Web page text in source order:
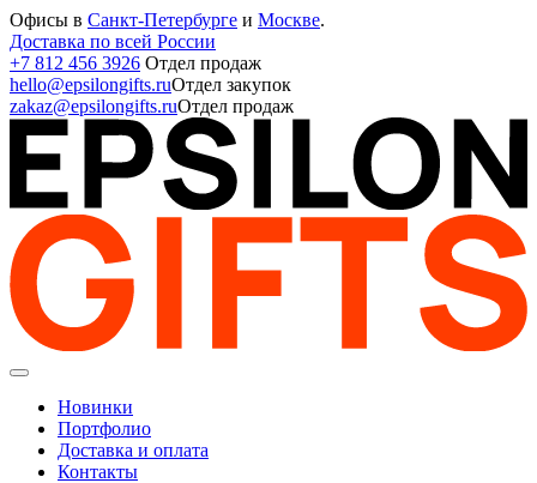
Офисы в Санкт-Петербурге и Москве.
Доставка по всей России
+7 812 456 3926 Отдел продаж
hello@epsilongifts.ruОтдел закупок
zakaz@epsilongifts.ruОтдел продаж
Новинки
Портфолио
Доставка и оплата
Контакты